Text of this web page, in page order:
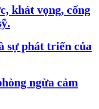
khát vọng, cống
sự phát triển của
ngừa cảm